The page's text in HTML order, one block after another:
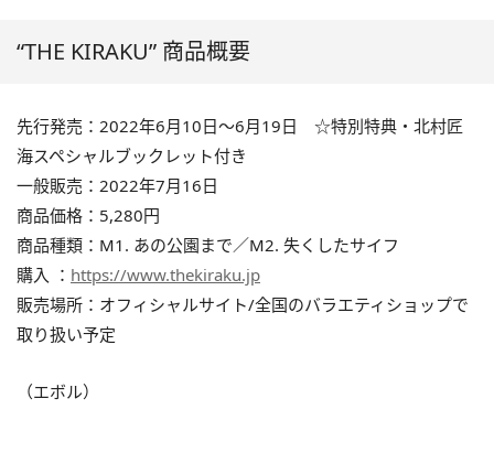
“THE KIRAKU” 商品概要
先行発売：2022年6月10日～6月19日 ☆特別特典・北村匠
海スペシャルブックレット付き
一般販売：2022年7月16日
商品価格：5,280円
商品種類：M1. あの公園まで／M2. 失くしたサイフ
購入 ： https://www.thekiraku.jp
販売場所：オフィシャルサイト/全国のバラエティショップで
取り扱い予定
（エボル）